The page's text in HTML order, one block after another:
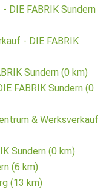
DIE FABRIK Sundern
- DIE FABRIK
Sundern (0 km)
FABRIK Sundern (0
& Werksverkauf
Sundern (0 km)
(6 km)
(13 km)